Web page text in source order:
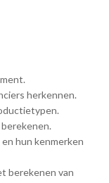
herkennen.
hun kenmerken
berekenen van